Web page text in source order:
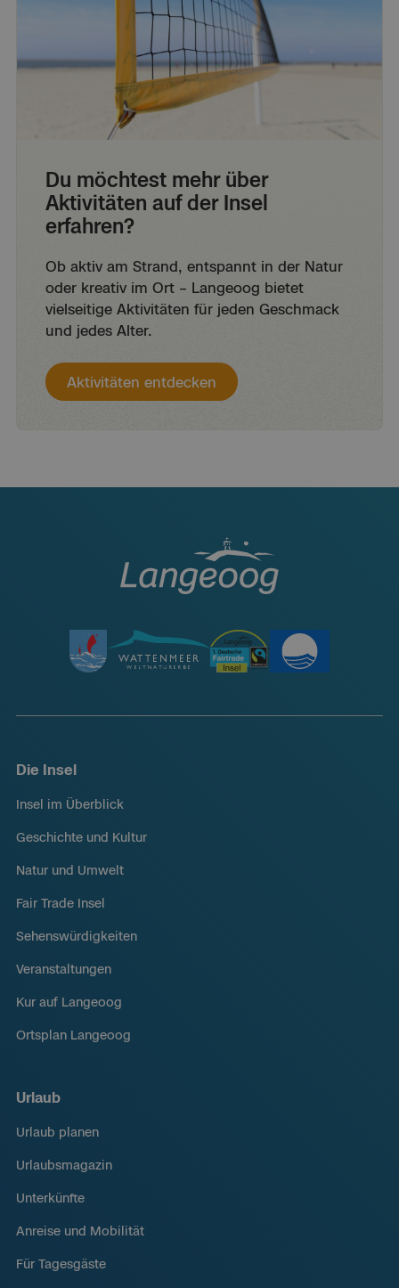
Du möchtest mehr über
Aktivitäten auf der Insel
erfahren?
Ob aktiv am Strand, entspannt in der Natur
oder kreativ im Ort – Langeoog bietet
vielseitige Aktivitäten für jeden Geschmack
und jedes Alter.
Aktivitäten entdecken
Die Insel
Insel im Überblick
Geschichte und Kultur
Natur und Umwelt
Fair Trade Insel
Sehenswürdigkeiten
Veranstaltungen
Kur auf Langeoog
Ortsplan Langeoog
Urlaub
Urlaub planen
Urlaubsmagazin
Unterkünfte
Anreise und Mobilität
Für Tagesgäste